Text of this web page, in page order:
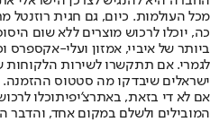
מכל העולמות. כיום, גם חגית רוזנטל
כה, יוכלו לרכוש מוצרים ללא שום
ביותר של איביי, אמזון ועלי-אקספרס
לגמרי. אם תתקשרו לשירות הלקוחות
ישראלים שיבדקו מה סטטוס ההזמנה.
אם לא די בזאת, באתרצ’יפיתוכלו
המובילים ולשלם במקום אחד, והדבר